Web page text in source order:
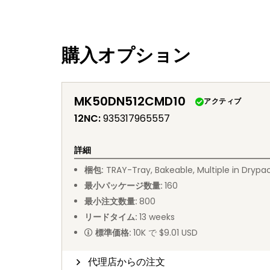
購入オプション
MK50DN512CMD10 アクティブ
12NC:935317965557
詳細
梱包: TRAY-Tray, Bakeable, Multiple in
最小パッケージ数量: 160
最小注文数量: 800
リードタイム: 13 weeks
標準価格: 10K で $9.01 USD
代理店からの注文